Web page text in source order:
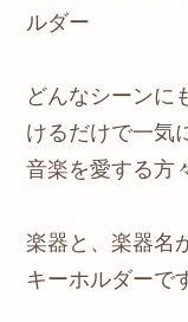
ルダー
どんなシーンに
けるだけで一気
音楽を愛する方
楽器と、楽器名
キーホルダーで